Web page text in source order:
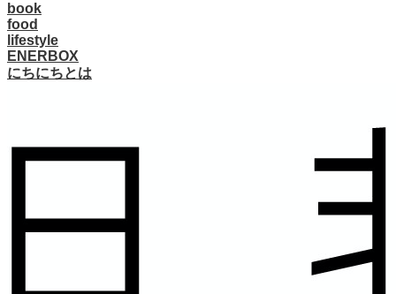
book
food
lifestyle
ENERBOX
にちにちとは